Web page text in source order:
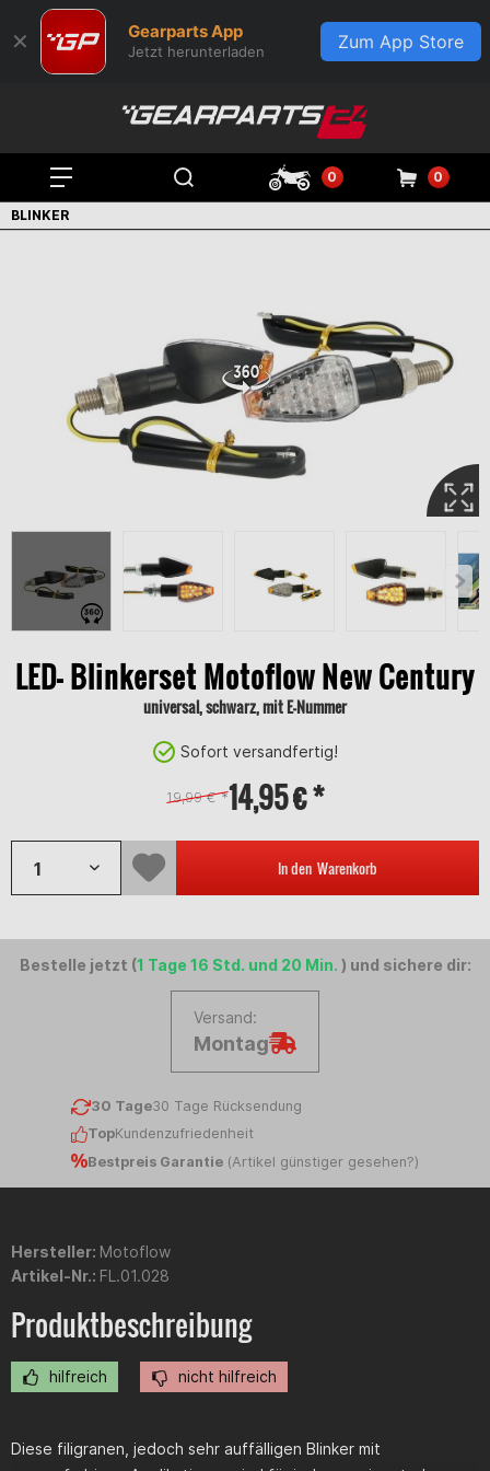
✕ Gearparts App
Jetzt herunterladen Zum App Store
0 0
BLINKER
LED- Blinkerset Motoflow New Century
universal, schwarz, mit E-Nummer
Sofort versandfertig!
14,95 € *
19,99 € *
In den Warenkorb
Bestelle jetzt (1 Tage 16 Std. und 20 Min. ) und sichere dir:
Versand:
Montag
30 Tage30 Tage Rücksendung
TopKundenzufriedenheit
Bestpreis Garantie (Artikel günstiger gesehen?)
Hersteller: Motoflow
Artikel-Nr.: FL.01.028
Produktbeschreibung
hilfreich nicht hilfreich
Diese filigranen, jedoch sehr auffälligen Blinker mit